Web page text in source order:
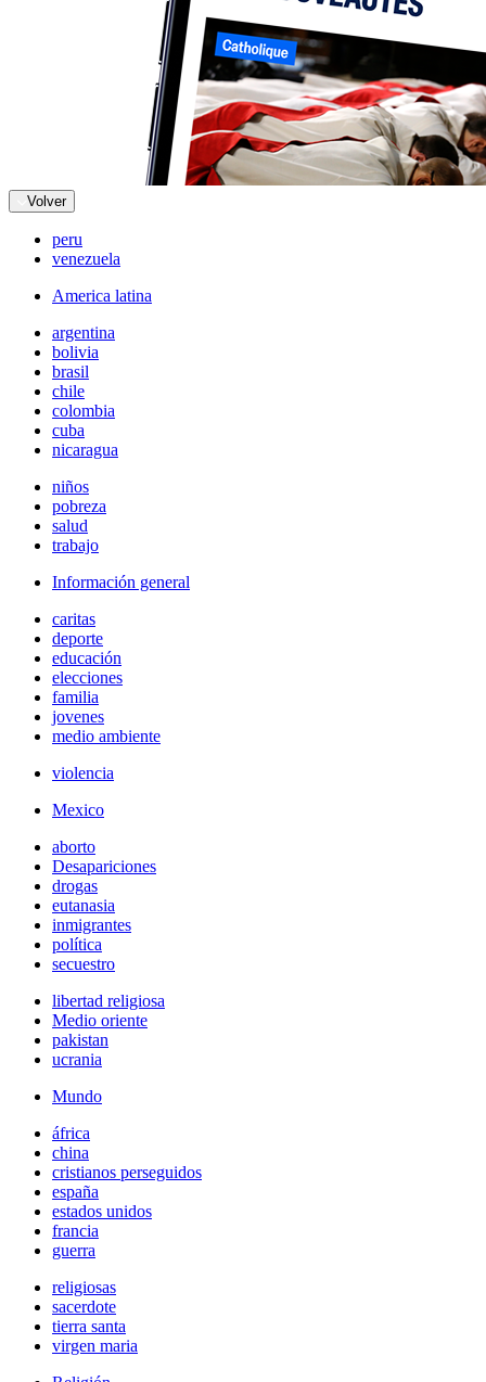
Volver
peru
venezuela
America latina
argentina
bolivia
brasil
chile
colombia
cuba
nicaragua
niños
pobreza
salud
trabajo
Información general
caritas
deporte
educación
elecciones
familia
jovenes
medio ambiente
violencia
Mexico
aborto
Desapariciones
drogas
eutanasia
inmigrantes
política
secuestro
libertad religiosa
Medio oriente
pakistan
ucrania
Mundo
áfrica
china
cristianos perseguidos
españa
estados unidos
francia
guerra
religiosas
sacerdote
tierra santa
virgen maria